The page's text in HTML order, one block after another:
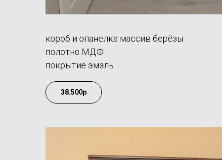
короб и опанелка массив берёзы
полотно МДФ
покрытие эмаль
38.500р